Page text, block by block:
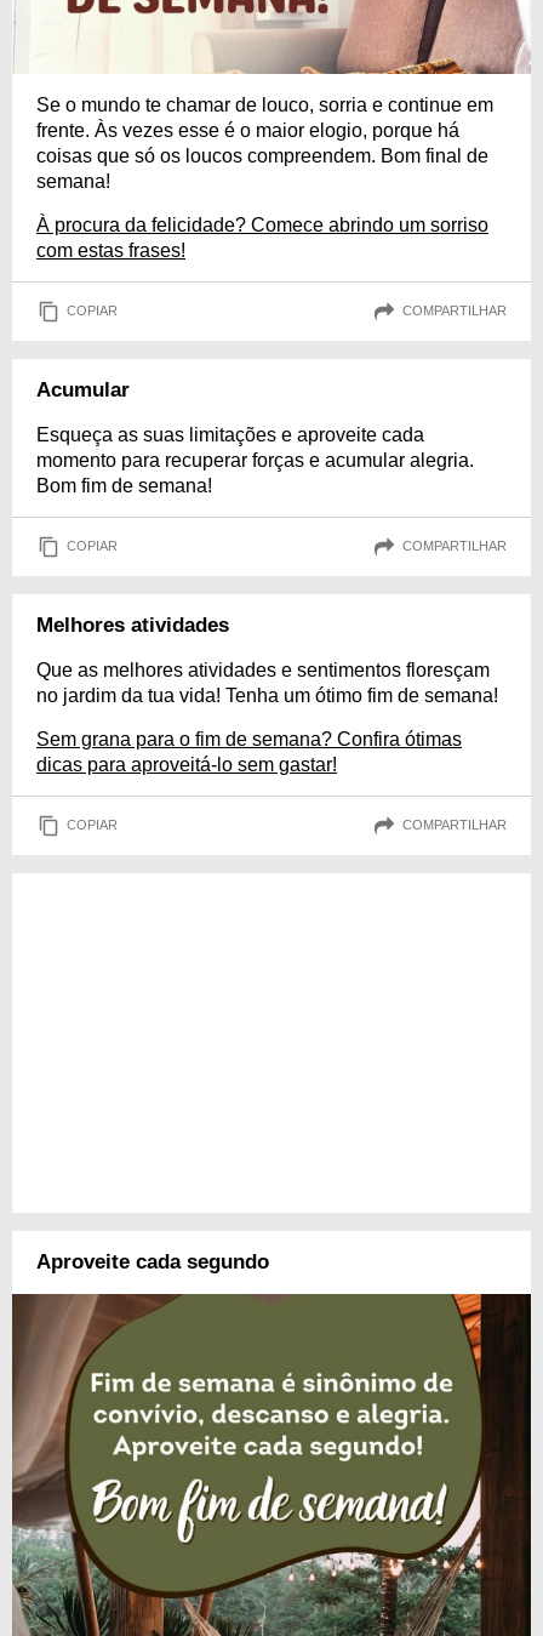
Se o mundo te chamar de louco, sorria e continue em
frente. Às vezes esse é o maior elogio, porque há
coisas que só os loucos compreendem. Bom final de
semana!
À procura da felicidade? Comece abrindo um sorriso
com estas frases!
COPIAR COMPARTILHAR
Acumular
Esqueça as suas limitações e aproveite cada
momento para recuperar forças e acumular alegria.
Bom fim de semana!
COPIAR COMPARTILHAR
Melhores atividades
Que as melhores atividades e sentimentos floresçam
no jardim da tua vida! Tenha um ótimo fim de semana!
Sem grana para o fim de semana? Confira ótimas
dicas para aproveitá-lo sem gastar!
COPIAR COMPARTILHAR
Aproveite cada segundo